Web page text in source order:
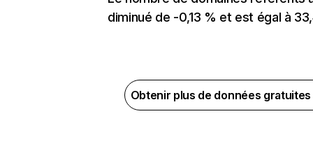
diminué de -0,13 % et est égal à
Obtenir plus de données